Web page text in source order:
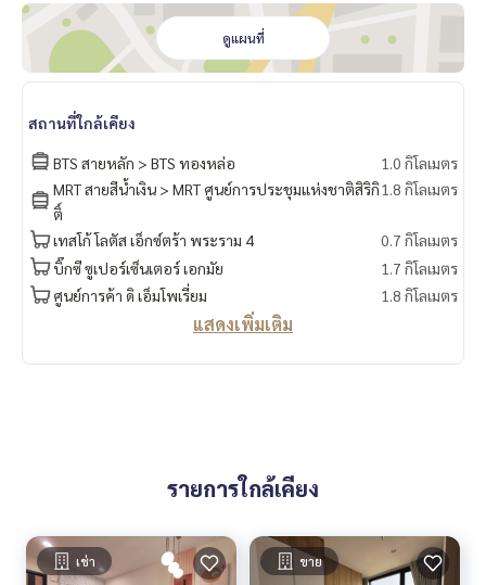
You can inbox or dm to ask more information, It’s my pleas
ure to give.
Tel :
093-943-4388
What App+6693-943-4388
LINE ID : @BPP2019
#Boorin
ดูแผนที่
สถานที่ใกล้เคียง
BTS สายหลัก > BTS ทองหล่อ
1.0 กิโลเมตร
MRT สายสีน้ำเงิน > MRT ศูนย์การประชุมแห่งชาติสิริกิ
ติ์
1.8 กิโลเมตร
เทสโก้ โลตัส เอ็กซ์ตร้า พระราม 4
0.7 กิโลเมตร
บิ๊กซี ซูเปอร์เซ็นเตอร์ เอกมัย
1.7 กิโลเมตร
ศูนย์การค้า ดิ เอ็มโพเรี่ยม
1.8 กิโลเมตร
แสดงเพิ่มเติม
รายการใกล้เคียง
เช่า ขาย